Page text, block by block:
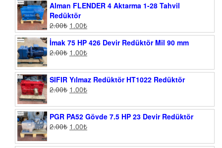
Alman FLENDER 4 Aktarma 1-28 Tahvil
Redüktör
2.00₺ 1.00₺
İmak 75 HP 426 Devir Redüktör Mil 90 mm
2.00₺ 1.00₺
SIFIR Yılmaz Redüktör HT1022 Redüktör
2.00₺ 1.00₺
PGR PA52 Gövde 7.5 HP 23 Devir Redüktör
2.00₺ 1.00₺